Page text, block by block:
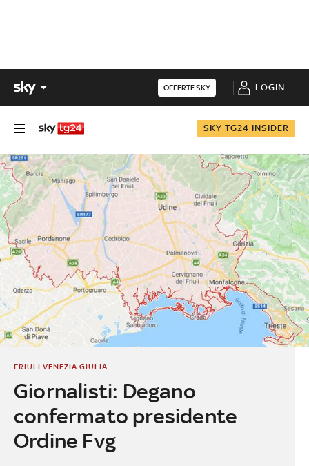
OFFERTE SKY LOGIN
SKY TG24 INSIDER
Giornalisti: Degano
confermato presidente
Ordine Fvg
FRIULI VENEZIA GIULIA